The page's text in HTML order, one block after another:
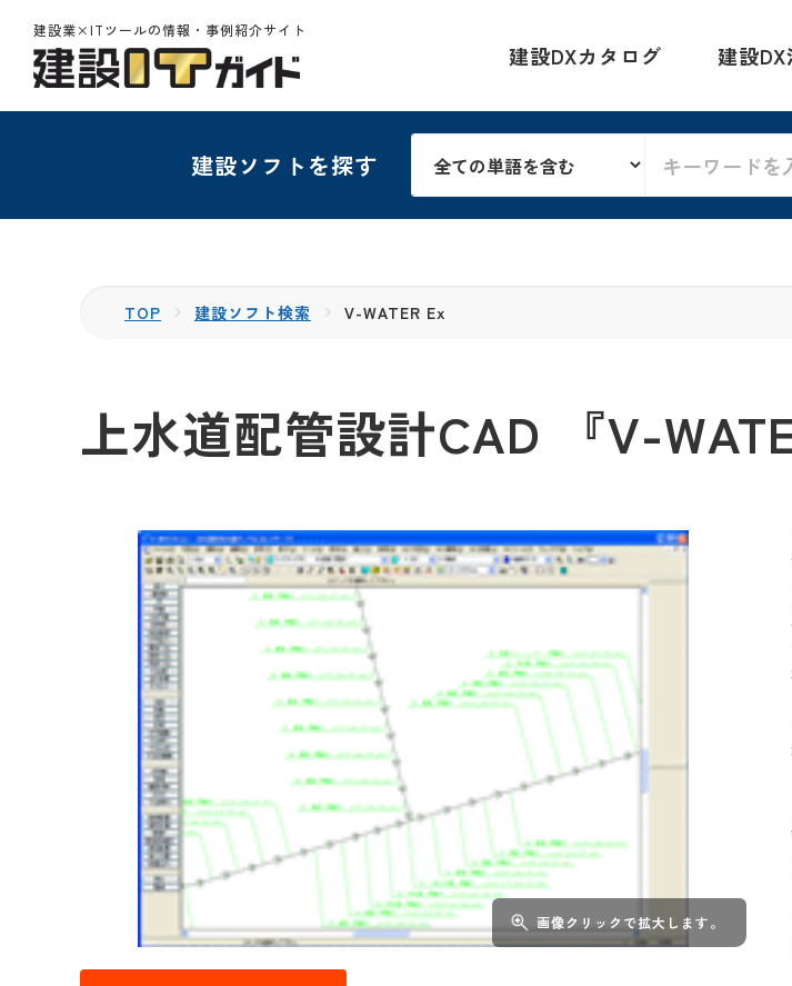
建設業×ITツールの情報・事例紹介サイト
建設DXカタログ 建設
建設ソフトを探す
TOP 建設ソフト検索 V-WATER Ex
上水道配管設計CAD 『V-
画像クリックで拡大します。